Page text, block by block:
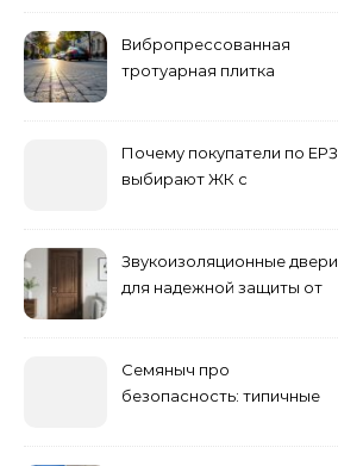
Вибропрессованная
тротуарная плитка
Почему покупатели по ЕРЗ
выбирают ЖК с
Звукоизоляционные двери
для надежной защиты от
Семяныч про
безопасность: типичные